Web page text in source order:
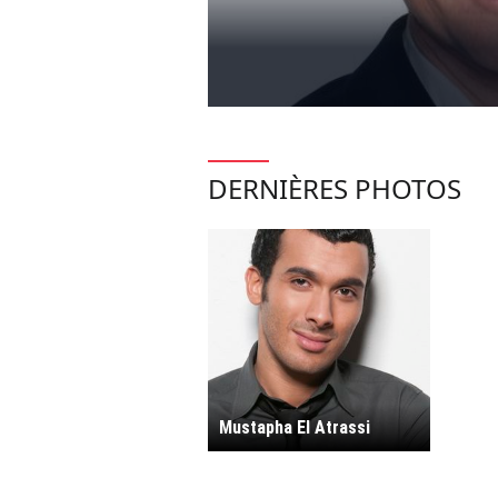
DERNIÈRES PHOTOS
Mustapha El Atrassi